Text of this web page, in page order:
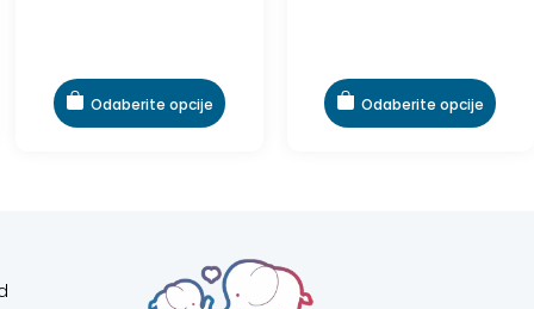
Odaberite opcije Odaberite opcije